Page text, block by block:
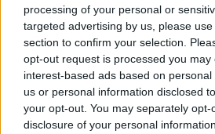
processing of your personal or
targeted advertising by us, please
section to confirm your selection.
opt-out request is processed you may
interest-based ads based on
us or personal information disclosed
your opt-out. You may separately
disclosure of your personal
ΕΓΓΡΑΦΕΙΤΕ ΓΙΑ ΝΑ
ΤΕΛΕΥΤΑΙΕΣ ΜΑΣ